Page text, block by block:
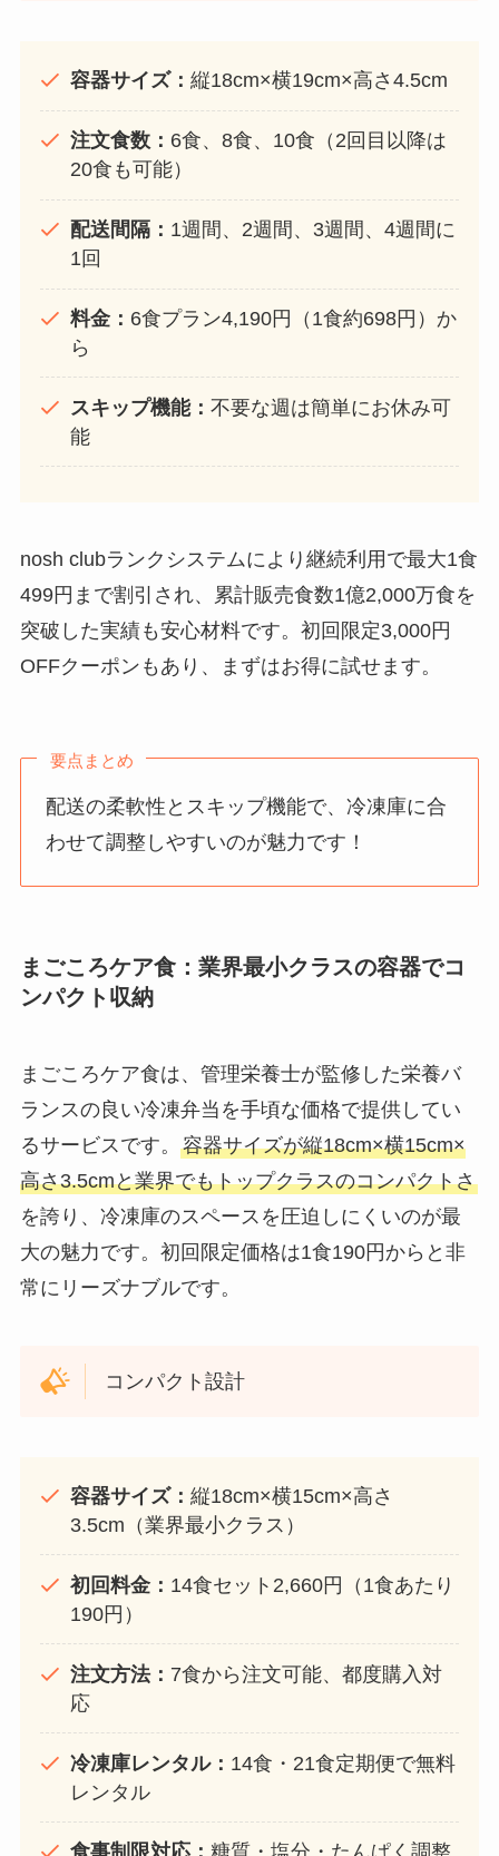
容器サイズ： 縦18cm×横19cm×高さ4.5cm
注文食数： 6食、8食、10食（2回目以降は
20食も可能）
配送間隔： 1週間、2週間、3週間、4週間に
1回
料金： 6食プラン4,190円（1食約698円）か
ら
スキップ機能： 不要な週は簡単にお休み可
能
nosh clubランクシステムにより継続利用で最大1食
499円まで割引され、累計販売食数1億2,000万食を
突破した実績も安心材料です。初回限定3,000円
OFFクーポンもあり、まずはお得に試せます。
要点まとめ
配送の柔軟性とスキップ機能で、冷凍庫に合
わせて調整しやすいのが魅力です！
まごころケア食：業界最小クラスの容器でコ
ンパクト収納
まごころケア食は、管理栄養士が監修した栄養バ
ランスの良い冷凍弁当を手頃な価格で提供してい
るサービスです。 容器サイズが縦18cm×横15cm×
高さ3.5cmと業界でもトップクラスのコンパクトさ
を誇り、冷凍庫のスペースを圧迫しにくいのが最
大の魅力です。初回限定価格は1食190円からと非
常にリーズナブルです。
コンパクト設計
容器サイズ： 縦18cm×横15cm×高さ
3.5cm（業界最小クラス）
初回料金： 14食セット2,660円（1食あたり
190円）
注文方法： 7食から注文可能、都度購入対
応
冷凍庫レンタル： 14食・21食定期便で無料
レンタル